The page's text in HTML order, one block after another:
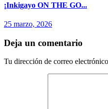
¡Inkigayo ON THE GO...
25 marzo, 2026
Deja un comentario
Tu dirección de correo